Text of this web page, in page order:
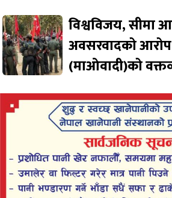
विश्वविजय, सीमा
अवसरवादको
(माओवादी)को